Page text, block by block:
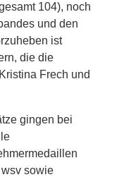
104), noch
und den
ist
die die
Frech und
gingen bei
sowie